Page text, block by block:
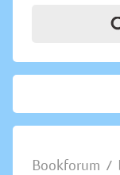
Bookforum /